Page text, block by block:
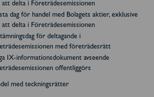
delta i Företrädesemissionen
dag för handel med Bolagets aktier, exklusive
delta i Företrädesemissionen
för deltagande i
med företrädesrätt
IX-informationsdokument avseende
offentliggörs
med teckningsrätter